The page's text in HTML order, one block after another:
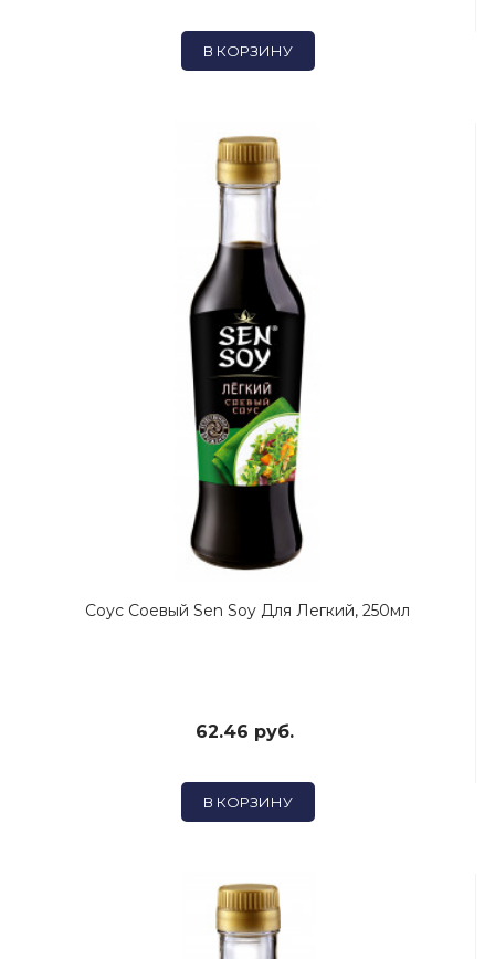
В КОРЗИНУ
Соус Соевый Sen Soy Для Легкий, 250мл
62.46 руб.
В КОРЗИНУ